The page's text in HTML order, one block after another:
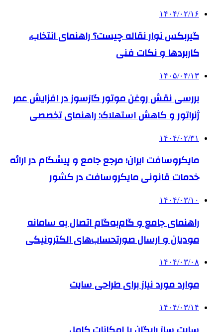
۱۴۰۴/۰۲/۱۶
گیربکس نوار نقاله چیست؟ راهنمای انتخاب،
کاربردها و نکات فنی
۱۴۰۵/۰۴/۱۳
بررسی نقش روغن موتور گازسوز در افزایش عمر
ژنراتور و کاهش استهلاک: راهنمای تخصصی
۱۴۰۴/۰۲/۳۱
مایکروسافت ایران؛ مرجع جامع و پیشگام در ارائه
خدمات قانونی مایکروسافت در کشور
۱۴۰۴/۰۳/۱۰
راهنمای جامع و گام‌به‌گام اتصال به سامانه
مودیان و ارسال صورتحساب‌های الکترونیکی
۱۴۰۴/۰۳/۰۸
موارد مورد نیاز برای طراحی سایت
۱۴۰۴/۰۳/۱۴